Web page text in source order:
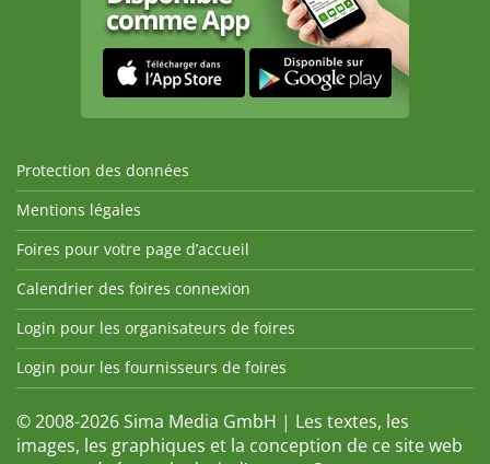
Protection des données
Mentions légales
Foires pour votre page d’accueil
Calendrier des foires connexion
Login pour les organisateurs de foires
Login pour les fournisseurs de foires
© 2008-2026 Sima Media GmbH | Les textes, les
images, les graphiques et la conception de ce site web